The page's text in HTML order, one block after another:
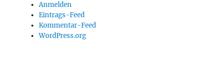
Anmelden
Eintrags-Feed
Kommentar-Feed
WordPress.org